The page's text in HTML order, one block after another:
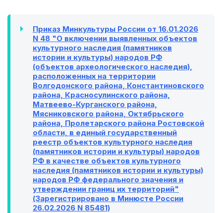
Приказ Минкультуры России от 16.01.2026
N 48 "О включении выявленных объектов
культурного наследия (памятников
истории и культуры) народов РФ
(объектов археологического наследия),
расположенных на территории
Волгодонского района, Константиновского
района, Красносулинского района,
Матвеево-Курганского района,
Мясниковского района, Октябрьского
района, Пролетарского района Ростовской
области, в единый государственный
реестр объектов культурного наследия
(памятников истории и культуры) народов
РФ в качестве объектов культурного
наследия (памятников истории и культуры)
народов РФ федерального значения и
утверждении границ их территорий"
(Зарегистрировано в Минюсте России
26.02.2026 N 85481)